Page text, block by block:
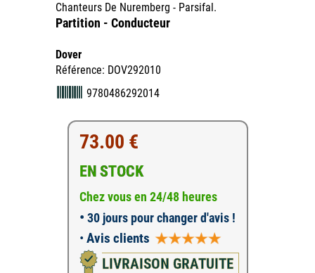
Chanteurs De Nuremberg - Parsifal.
Partition - Conducteur
Dover
Référence: DOV292010
9780486292014
73.00 €
EN STOCK
Chez vous en 24/48 heures
• 30 jours pour changer d'avis !
• Avis clients
LIVRAISON GRATUITE